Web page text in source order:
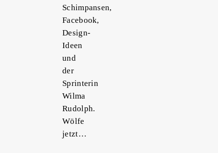
Schimpansen,
Facebook,
Design-
Ideen
und
der
Sprinterin
Wilma
Rudolph.
Wölfe
jetzt…